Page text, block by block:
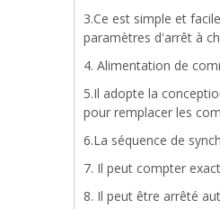
3.Ce est simple et
paramètres d'arrêt à
4. Alimentation de
5.Il adopte la
pour remplacer les
6.La séquence de
7. Il peut compter
8. Il peut être arrêté